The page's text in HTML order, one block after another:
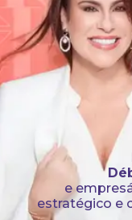
e
estratégico e